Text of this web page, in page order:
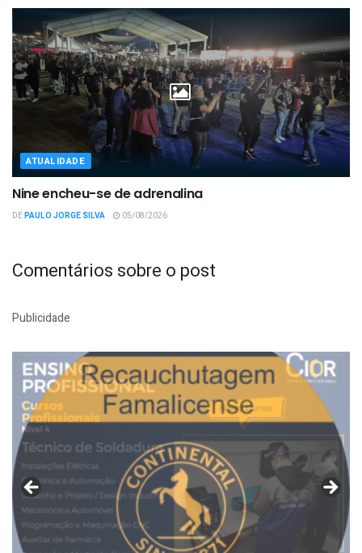
ATUALIDADE
Nine encheu-se de adrenalina
DEPAULO JORGE SILVA 05/08/2026
Comentários sobre o post
Publicidade